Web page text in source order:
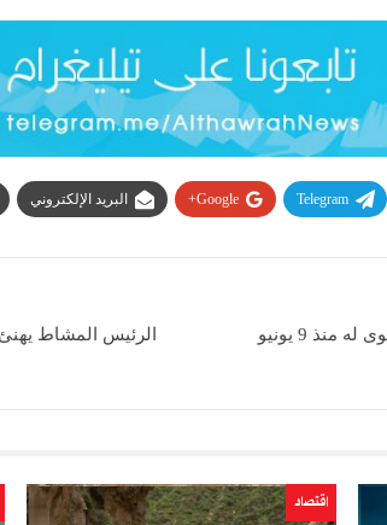
Telegram
Google+ البريد الإلكتروني
الرئيس المشاط يهنئ
اقتصاد